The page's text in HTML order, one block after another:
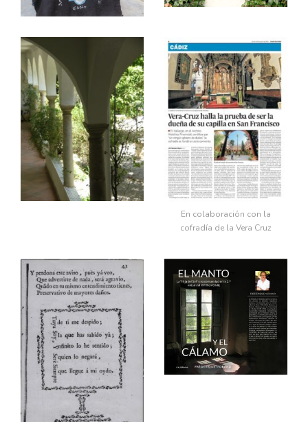
En colaboración con la
cofradía de la Vera Cruz